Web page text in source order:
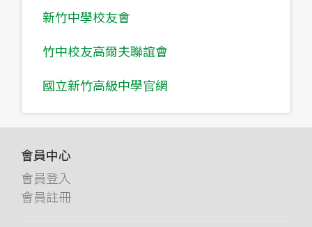
新竹中學校友會
竹中校友高爾夫聯誼會
國立新竹高級中學官網
會員中心
會員登入
會員註冊